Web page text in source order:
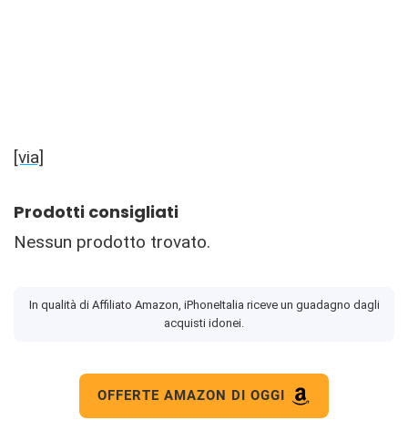
[via]
Prodotti consigliati
Nessun prodotto trovato.
In qualità di Affiliato Amazon, iPhoneItalia riceve un guadagno dagli
acquisti idonei.
OFFERTE AMAZON DI OGGI